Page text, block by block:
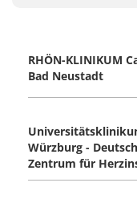
RHÖN-KLINIKUM
Bad Neustadt
Würzburg -
Zentrum für